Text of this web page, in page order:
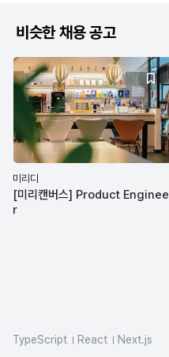
비슷한 채용 공고
미리디
[미리캔버스] Product Enginee
r
TypeScript React
Next.js